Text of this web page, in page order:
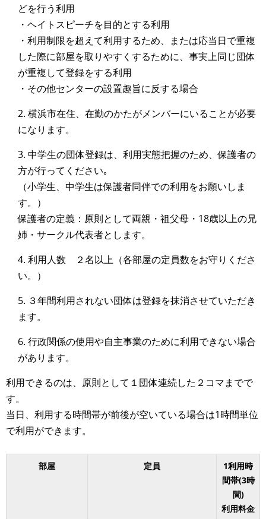
どを行う利用
・ヘイトスピーチを目的とする利用
・利用制限を超えて利用するため、または応当日で重複
した際に部屋を取りやすくするために、事実上同じ団体
が重複して登録をする利用
・その他センターの設置趣旨に反する場合
2. 横浜市在住、在勤のかたがメンバーにいることが必要
になります。
3. 中学生の団体登録は、利用実態把握のため、保護者の
方が行ってください｡
（小学生、中学生は保護者同伴での利用をお願いしま
す。）
保護者の定義：原則として両親・祖父母・18歳以上の兄
姉・サークル代表者とします。
4. 利用人数 ２名以上（各部屋の定員数をお守りくださ
い。）
5. ３年間利用されない団体は登録を抹消させていただき
ます。
6. 行政関係の使用や自主事業のために利用できない場合
があります。
利用できるのは、原則として１団体連続した２コマまでで
す。
当日、利用する時間帯が前後が空いている場合は1時間単位
で利用ができます。
部屋 定員
1利用時
間帯(3時
間)
利用料金